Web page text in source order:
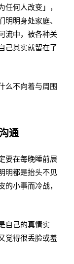
何人改变」，
明身处家庭、
流中，被各种关
己其实就留在了
么不向着与周围
通
要在每晚睡前展
明都是抬头不见
小事而冷战，
自己的真情实
觉得很丢脸或羞